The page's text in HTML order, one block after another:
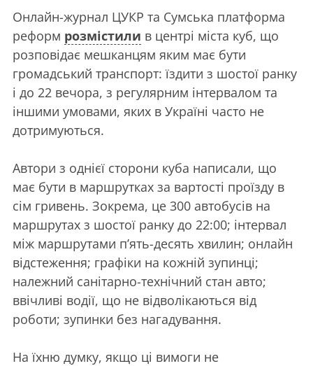
Онлайн-журнал ЦУКР та Сумська платформа
реформ розмістили в центрі міста куб, що
розповідає мешканцям яким має бути
громадський транспорт: їздити з шостої ранку
і до 22 вечора, з регулярним інтервалом та
іншими умовами, яких в Україні часто не
дотримуються.
Автори з однієї сторони куба написали, що
має бути в маршрутках за вартості проїзду в
сім гривень. Зокрема, це 300 автобусів на
маршрутах з шостої ранку до 22:00; інтервал
між маршрутами п’ять-десять хвилин; онлайн
відстеження; графіки на кожній зупинці;
належний санітарно-технічний стан авто;
ввічливі водії, що не відволікаються від
роботи; зупинки без нагадування.
На їхню думку, якщо ці вимоги не